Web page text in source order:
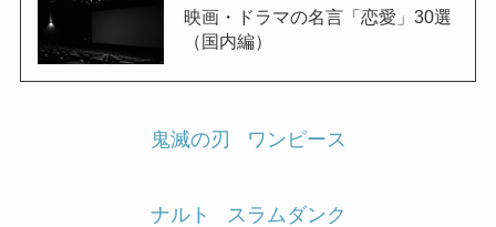
映画・ドラマの名言「恋愛」30選
（国内編）
鬼滅の刃 ワンピース
ナルト スラムダンク